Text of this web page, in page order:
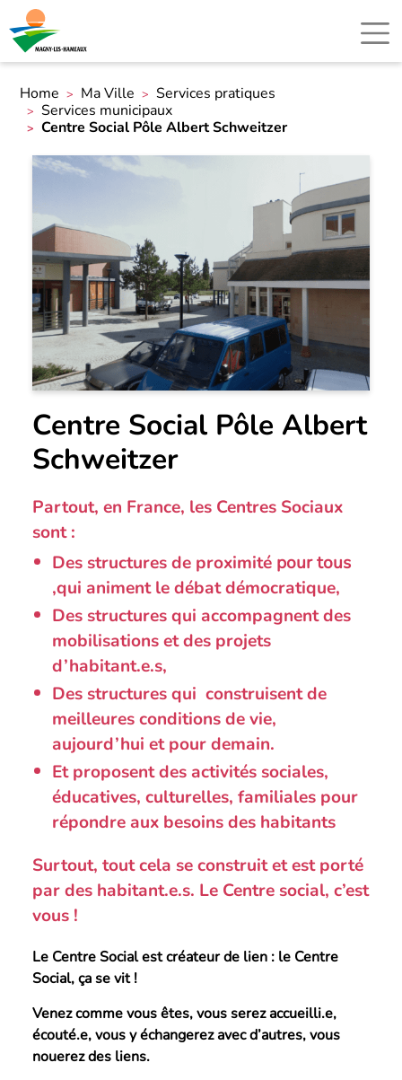
Home Ma Ville
Services pratiques
Services municipaux
Centre Social Pôle Albert Schweitzer
Centre Social Pôle Albert
Schweitzer
Partout, en France, les Centres Sociaux
sont :
Des structures de proximité pour tous
,qui animent le débat démocratique,
Des structures qui accompagnent des
mobilisations et des projets
d’habitant.e.s,
Des structures qui construisent de
meilleures conditions de vie,
aujourd’hui et pour demain.
Et proposent des activités sociales,
éducatives, culturelles, familiales pour
répondre aux besoins des habitants
Surtout, tout cela se construit et est porté
par des habitant.e.s. Le Centre social, c’est
vous !
Le Centre Social est créateur de lien : le Centre
Social, ça se vit !
Venez comme vous êtes, vous serez accueilli.e,
écouté.e, vous y échangerez avec d’autres, vous
nouerez des liens.